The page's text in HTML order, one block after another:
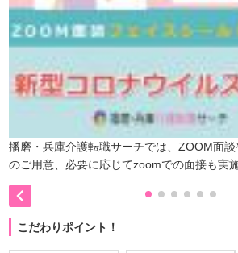
播磨・兵庫介護転職サーチでは、ZOOM面
のご用意、必要に応じてzoomでの面接も実

こだわりポイント！